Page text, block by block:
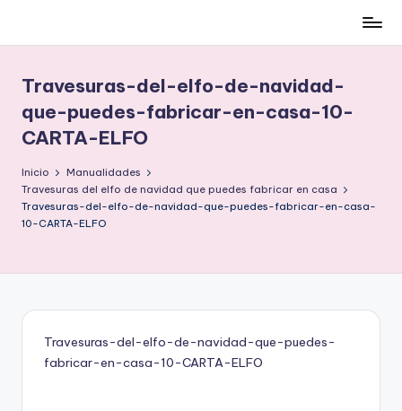
contenido
low-
cost
y
no
en
intento
Travesuras-del-elfo-de-navidad-
que-puedes-fabricar-en-casa-10-
CARTA-ELFO
Inicio
Manualidades
Travesuras del elfo de navidad que puedes fabricar en casa
Travesuras-del-elfo-de-navidad-que-puedes-fabricar-en-casa-
10-CARTA-ELFO
Travesuras-del-elfo-de-navidad-que-puedes-
fabricar-en-casa-10-CARTA-ELFO